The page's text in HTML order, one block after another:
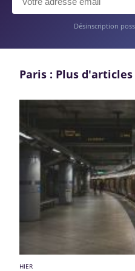
Désinscription
Paris : Plus d'articles
HIER